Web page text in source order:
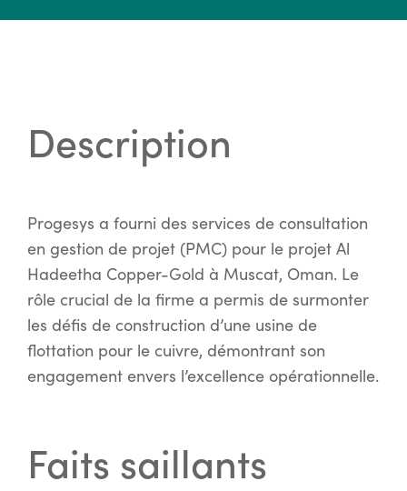
Description
Progesys a fourni des services de consultation
en gestion de projet (PMC) pour le projet Al
Hadeetha Copper-Gold à Muscat, Oman. Le
rôle crucial de la firme a permis de surmonter
les défis de construction d’une usine de
flottation pour le cuivre, démontrant son
engagement envers l’excellence opérationnelle.
Faits saillants